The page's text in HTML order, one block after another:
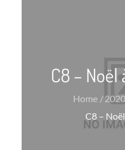
C8 –
Home 2020
C8 –